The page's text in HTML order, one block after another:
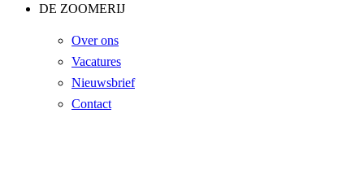
DE ZOOMERIJ
Over ons
Vacatures
Nieuwsbrief
Contact